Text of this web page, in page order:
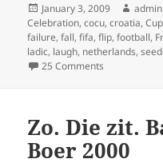
Posted
on
January 3, 2009 Author
admin
Celebration,cocu,croatia,Cup
failure,fall,fifa,flip,football,
ladic, laugh, netherlands,
25 Comments
Zo. Die zit.
Boer 2000